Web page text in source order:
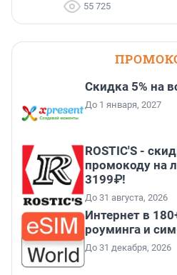
55 725
Скидка 5% на
До 1 января, 2027
ROSTIC'S -
промокоду на
3199₽!
До 31 августа, 2026
Интернет в
роуминга и
До 31 декабря, 2026